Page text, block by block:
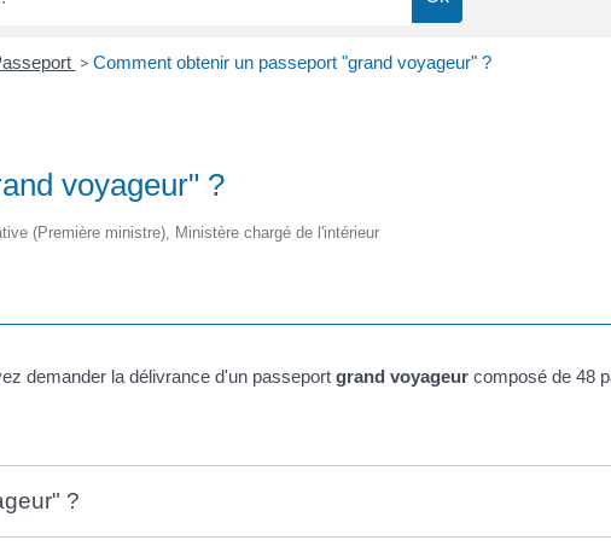
> Comment obtenir un passeport "grand voyageur" ?
voyageur" ?
(Première ministre), Ministère chargé de l'intérieur
demander la délivrance d'un passeport grand voyageur composé de 48
?